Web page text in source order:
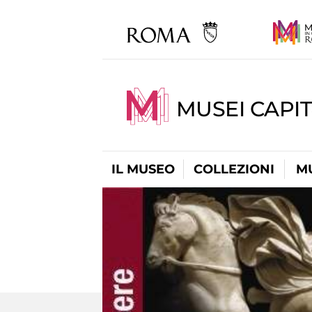
MUSEI
IL MUSEO COLLEZIONI